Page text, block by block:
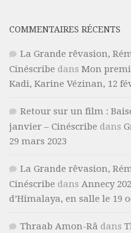
COMMENTAIRES RÉCENTS
La Grande rêvasion,
Cinéscribe dans Mon
Kadi, Karine Vézinan, 12
Retour sur un film :
janvier – Cinéscribe dans
29 mars 2023
La Grande rêvasion,
Cinéscribe dans Annecy
d’Himalaya, en salle le 19
Thraab Amon-Râ dans